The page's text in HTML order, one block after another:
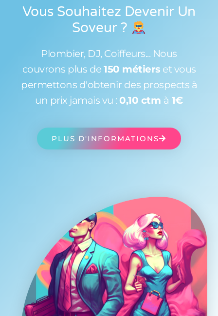
Vous Souhaitez Devenir Un
Soveur ?
Plombier, DJ, Coiffeurs... Nous
couvrons plus de 150 métiers et vous
permettons d'obtenir des prospects à
un prix jamais vu : 0,10 ctm à 1€
PLUS D'INFORMATIONS